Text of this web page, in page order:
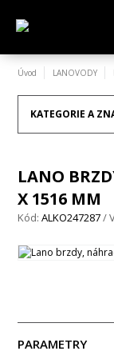
Úvod LANOVODY
KATEGORIE A
LANO
X 1516 MM
Kód:ALKO247287/
PARAMETRY